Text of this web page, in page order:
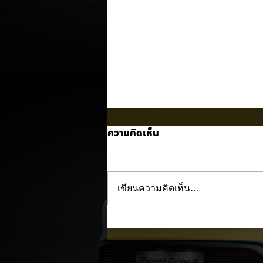
LEAPMOTOR B03X เตรียม
ตัวในไทยก่อน Motor Expo
ความคิดเห็น
เขียนความคิดเห็น…